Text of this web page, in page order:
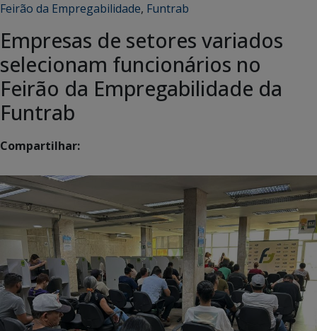
Feirão da Empregabilidade, Funtrab
Empresas de setores variados
selecionam funcionários no
Feirão da Empregabilidade da
Funtrab
Compartilhar: